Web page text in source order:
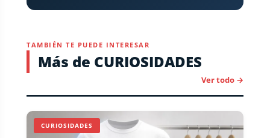
TAMBIÉN TE PUEDE INTERESAR
Más de CURIOSIDADES
Ver todo →
CURIOSIDADES